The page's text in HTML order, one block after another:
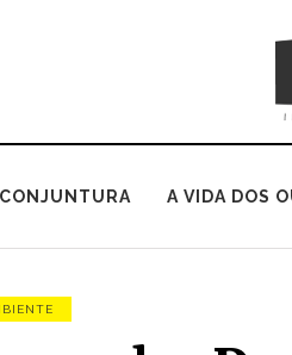
CONJUNTURA A VIDA DOS